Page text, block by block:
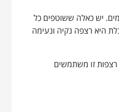
יש כאלה ששוטפים כל
היא רצפה נקיה ונעימה
רצפות זו משתמשים